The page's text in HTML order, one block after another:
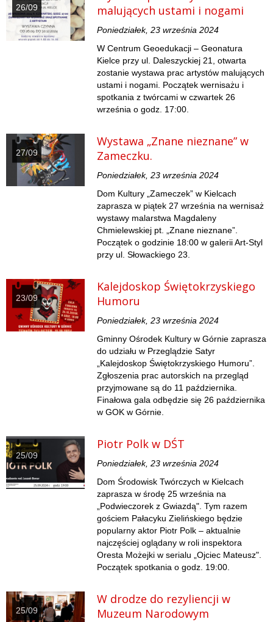
26/09
malujących ustami i nogami
Poniedziałek, 23 września 2024
W Centrum Geoedukacji – Geonatura
Kielce przy ul. Daleszyckiej 21, otwarta
zostanie wystawa prac artystów malujących
ustami i nogami. Początek wernisażu i
spotkania z twórcami w czwartek 26
września o godz. 17:00.
27/09
Wystawa „Znane nieznane” w
Zameczku.
Poniedziałek, 23 września 2024
Dom Kultury „Zameczek” w Kielcach
zaprasza w piątek 27 września na wernisaż
wystawy malarstwa Magdaleny
Chmielewskiej pt. „Znane nieznane”.
Początek o godzinie 18:00 w galerii Art-Styl
przy ul. Słowackiego 23.
23/09
Kalejdoskop Świętokrzyskiego
Humoru
Poniedziałek, 23 września 2024
Gminny Ośrodek Kultury w Górnie zaprasza
do udziału w Przeglądzie Satyr
„Kalejdoskop Świętokrzyskiego Humoru”.
Zgłoszenia prac autorskich na przegląd
przyjmowane są do 11 października.
Finałowa gala odbędzie się 26 października
w GOK w Górnie.
25/09
Piotr Polk w DŚT
Poniedziałek, 23 września 2024
Dom Środowisk Twórczych w Kielcach
zaprasza w środę 25 września na
„Podwieczorek z Gwiazdą". Tym razem
gościem Pałacyku Zielińskiego będzie
popularny aktor Piotr Polk – aktualnie
najczęściej oglądany w roli inspektora
Oresta Możejki w serialu „Ojciec Mateusz".
Początek spotkania o godz. 19:00.
25/09
W drodze do rezyliencji w
Muzeum Narodowym